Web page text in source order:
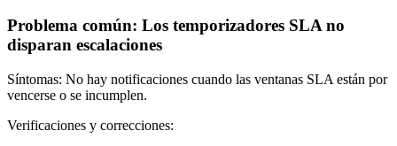
Problema común: Los temporizadores SLA no
disparan escalaciones
Síntomas: No hay notificaciones cuando las ventanas SLA están por
vencerse o se incumplen.
Verificaciones y correcciones: